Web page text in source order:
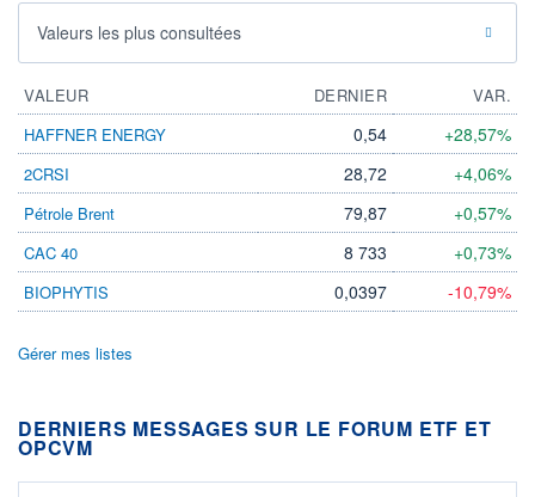
Valeurs les plus consultées
VALEUR DERNIER
VAR.
HAFFNER ENERGY
0,54 +28,57%
2CRSI 28,72 +4,06%
Pétrole Brent 79,87 +0,57%
CAC 40 8 733 +0,73%
BIOPHYTIS 0,0397 -10,79%
Gérer mes listes
DERNIERS MESSAGES SUR LE FORUM ETF ET
OPCVM